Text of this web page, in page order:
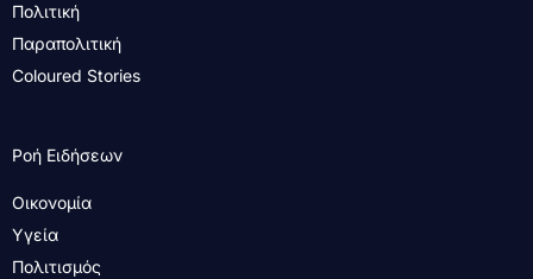
Πολιτική
Παραπολιτική
Coloured Stories
Ροή Ειδήσεων
Οικονομία
Υγεία
Πολιτισμός